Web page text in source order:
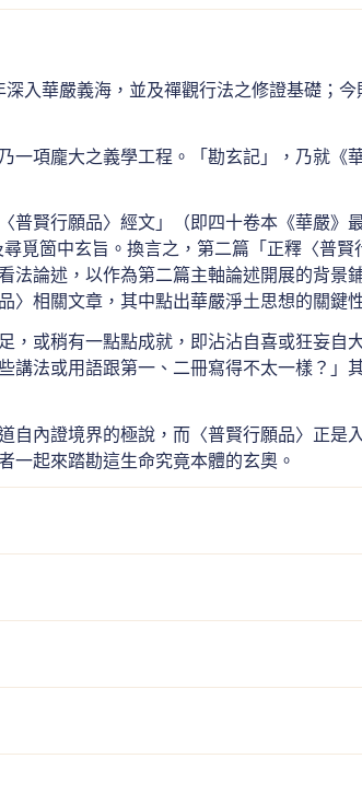
入華嚴義海，並及禪觀行法之修證基礎；
項龐大之義學工程。「勘玄記」，乃就《
賢行願品〉經文」（即四十卷本《華嚴》
箇中玄旨。換言之，第二篇「正釋〈普
論述，以作為第二篇主軸論述開展的背景
相關文章，其中點出華嚴淨土思想的關鍵
或稍有一點點成就，即沾沾自喜或狂妄
法或用語跟第一、二冊寫得不太一樣？」
內證境界的極說，而〈普賢行願品〉正是
一起來踏勘這生命究竟本體的玄奧。